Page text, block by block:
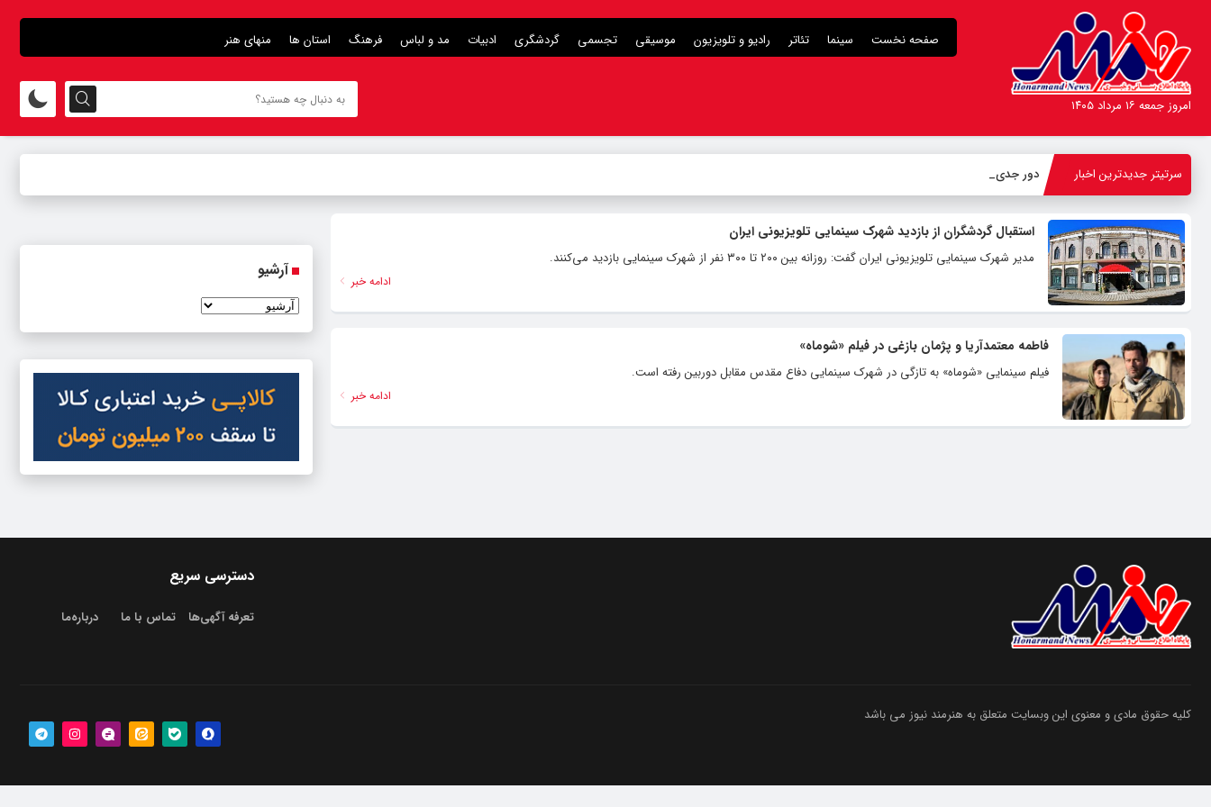
صفحه نخست سینما تئاتر رادیو و تلویزیون موسیقی تجسمی گردشگری ادبیات مد و لباس فرهنگ استان ها منهای هنر
امروز جمعه ۱۶ مرداد ۱۴۰۵
سرتیتر جدیدترین اخبار دور جدید اج
استقبال گردشگران از بازدید شهرک سینمایی تلویزیونی ایران
مدیر شهرک سینمایی تلویزیونی ایران گفت: روزانه بین ۲۰۰ تا ۳۰۰ نفر از شهرک سینمایی بازدید می‌کنند.
ادامه خبر
فاطمه معتمدآریا و پژمان بازغی در فیلم «شوماه»
فیلم سینمایی «شوماه» به تازگی در شهرک سینمایی دفاع مقدس مقابل دوربین رفته است.
ادامه خبر
آرشیو
دسترسی سریع
تعرفه آگهی‌ها تماس با ما درباره‌‌ما
کلیه حقوق مادی و معنوی این وبسایت متعلق به هنرمند نیوز می باشد